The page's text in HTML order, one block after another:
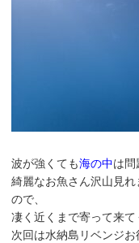
波が強くても海の中は問
綺麗なお魚さん沢山見
ので、
凄く近くまで寄って来て
次回は水納島リベンジ